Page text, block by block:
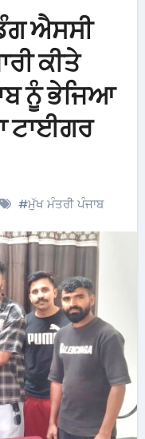
ਐਸਸੀ
ਕੀਤੇ
ਨੂੰ ਭੇਜਿਆ
ਟਾਈਗਰ
#ਮੁੱਖ ਮੰਤਰੀ ਪੰਜਾਬ